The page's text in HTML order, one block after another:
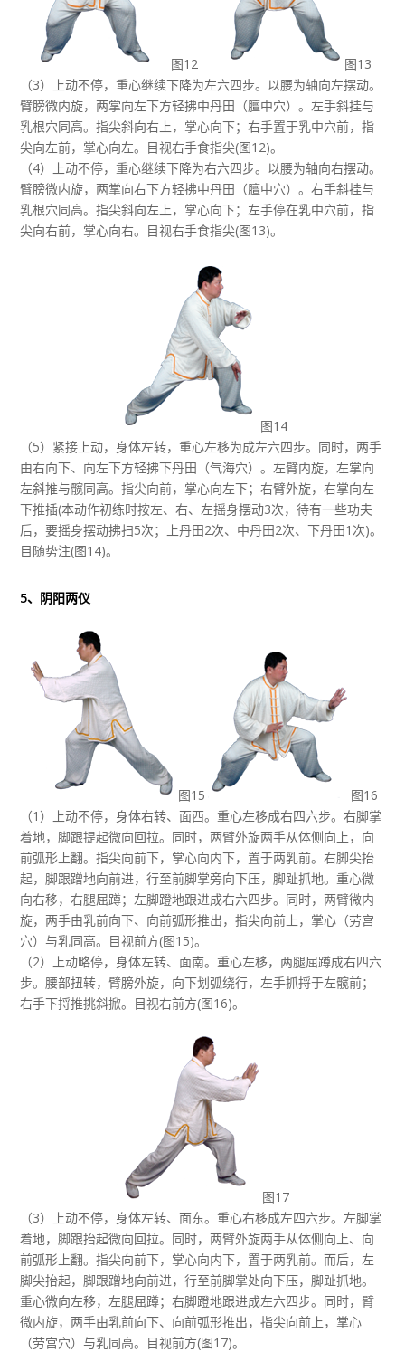
图12
图13
（3）上动不停，重心继续下降为左六四步。以腰为轴向左摆动。
臂膀微内旋，两掌向左下方轻拂中丹田（膻中穴）。左手斜挂与
乳根穴同高。指尖斜向右上，掌心向下；右手置于乳中穴前，指
尖向左前，掌心向左。目视右手食指尖(图12)。
（4）上动不停，重心继续下降为右六四步。以腰为轴向右摆动。
臂膀微内旋，两掌向右下方轻拂中丹田（膻中穴）。右手斜挂与
乳根穴同高。指尖斜向左上，掌心向下；左手停在乳中穴前，指
尖向右前，掌心向右。目视右手食指尖(图13)。
图14
（5）紧接上动，身体左转，重心左移为成左六四步。同时，两手
由右向下、向左下方轻拂下丹田（气海穴）。左臂内旋，左掌向
左斜推与髋同高。指尖向前，掌心向左下；右臂外旋，右掌向左
下推插(本动作初练时按左、右、左摇身摆动3次，待有一些功夫
后，要摇身摆动拂扫5次；上丹田2次、中丹田2次、下丹田1次)。
目随势注(图14)。
5、阴阳两仪
图15
图16
（1）上动不停，身体右转、面西。重心左移成右四六步。右脚掌
着地，脚跟提起微向回拉。同时，两臂外旋两手从体侧向上，向
前弧形上翻。指尖向前下，掌心向内下，置于两乳前。右脚尖抬
起，脚跟蹭地向前进，行至前脚掌旁向下压，脚趾抓地。重心微
向右移，右腿屈蹲；左脚蹬地跟进成右六四步。同时，两臂微内
旋，两手由乳前向下、向前弧形推出，指尖向前上，掌心（劳宫
穴）与乳同高。目视前方(图15)。
（2）上动略停，身体左转、面南。重心左移，两腿屈蹲成右四六
步。腰部扭转，臂膀外旋，向下划弧绕行，左手抓捋于左髋前；
右手下捋推挑斜掀。目视右前方(图16)。
图17
（3）上动不停，身体左转、面东。重心右移成左四六步。左脚掌
着地，脚跟抬起微向回拉。同时，两臂外旋两手从体侧向上、向
前弧形上翻。指尖向前下，掌心向内下，置于两乳前。而后，左
脚尖抬起，脚跟蹭地向前进，行至前脚掌处向下压，脚趾抓地。
重心微向左移，左腿屈蹲；右脚蹬地跟进成左六四步。同时，臂
微内旋，两手由乳前向下、向前弧形推出，指尖向前上，掌心
（劳宫穴）与乳同高。目视前方(图17)。